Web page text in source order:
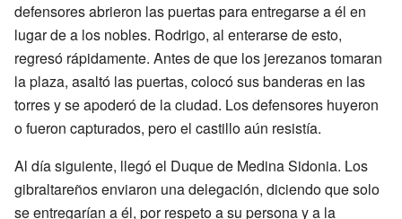
defensores abrieron las puertas para entregarse a él en
lugar de a los nobles. Rodrigo, al enterarse de esto,
regresó rápidamente. Antes de que los jerezanos tomaran
la plaza, asaltó las puertas, colocó sus banderas en las
torres y se apoderó de la ciudad. Los defensores huyeron
o fueron capturados, pero el castillo aún resistía.
Al día siguiente, llegó el Duque de Medina Sidonia. Los
gibraltareños enviaron una delegación, diciendo que solo
se entregarían a él, por respeto a su persona y a la